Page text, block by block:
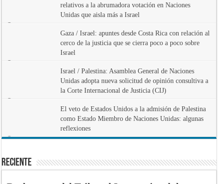
relativos a la abrumadora votación en Naciones
Unidas que aisla más a Israel
Gaza / Israel: apuntes desde Costa Rica con relación al
cerco de la justicia que se cierra poco a poco sobre
Israel
Israel / Palestina: Asamblea General de Naciones
Unidas adopta nueva solicitud de opinión consultiva a
la Corte Internacional de Justicia (CIJ)
El veto de Estados Unidos a la admisión de Palestina
como Estado Miembro de Naciones Unidas: algunas
reflexiones
30/04/2024
Reciente